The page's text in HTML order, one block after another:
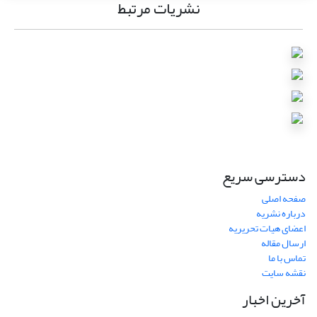
نشریات مرتبط
دسترسی سریع
صفحه اصلی
درباره نشریه
اعضای هیات تحریریه
ارسال مقاله
تماس با ما
نقشه سایت
آخرین اخبار